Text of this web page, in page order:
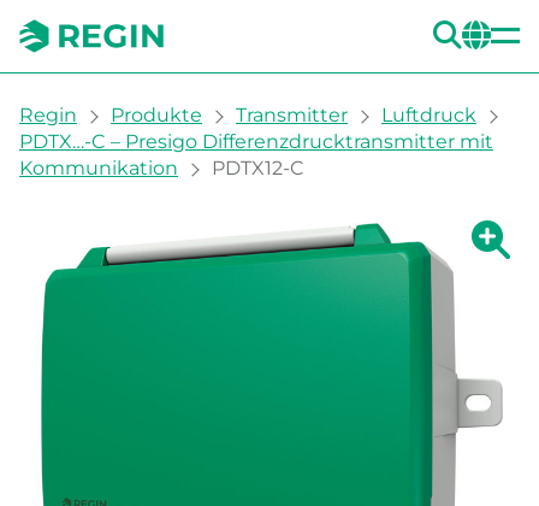
You are here:
Regin Produkte Transmitter
Luftdruck
PDTX…-C – Presigo Differenzdrucktransmitter mit
Kommunikation
PDTX12-C
Zeige